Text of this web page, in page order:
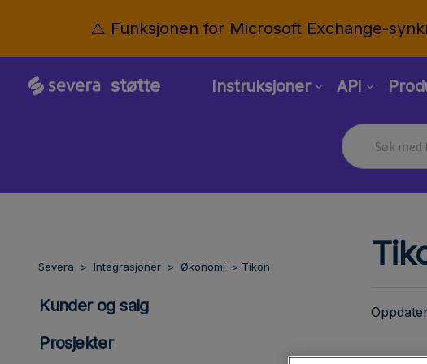
⚠️ Funksjonen for Microsoft Exchange-
støtte Instruksjoner API
Severa Integrasjoner Økonomi Tikon
Kunder og salg
Prosjekter